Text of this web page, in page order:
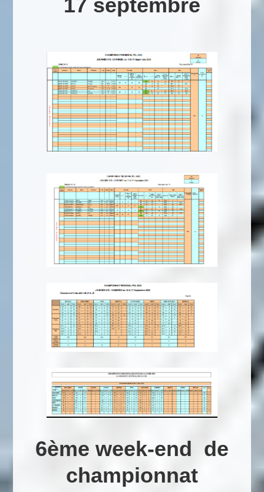
17 septembre
6ème week-end de
championnat